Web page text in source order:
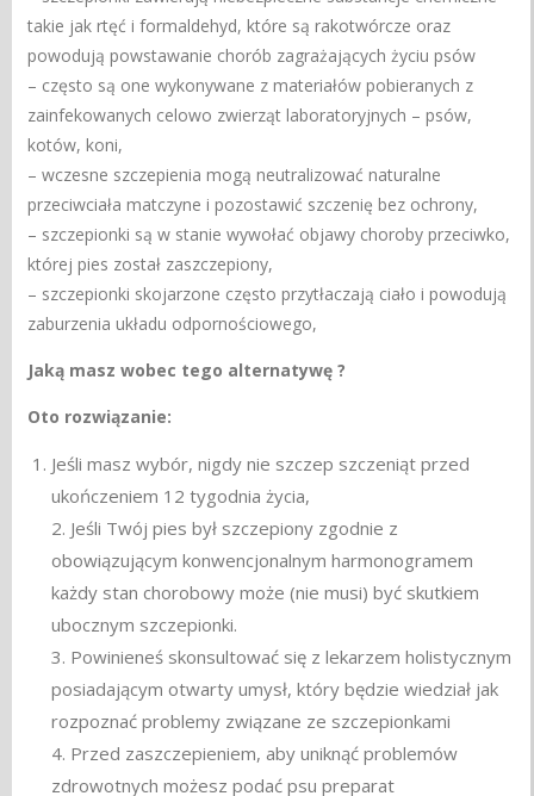
takie jak rtęć i formaldehyd, które są rakotwórcze oraz
powodują powstawanie chorób zagrażających życiu psów
– często są one wykonywane z materiałów pobieranych z
zainfekowanych celowo zwierząt laboratoryjnych – psów,
kotów, koni,
– wczesne szczepienia mogą neutralizować naturalne
przeciwciała matczyne i pozostawić szczenię bez ochrony,
– szczepionki są w stanie wywołać objawy choroby przeciwko,
której pies został zaszczepiony,
– szczepionki skojarzone często przytłaczają ciało i powodują
zaburzenia układu odpornościowego,
Jaką masz wobec tego alternatywę ?
Oto rozwiązanie:
Jeśli masz wybór, nigdy nie szczep szczeniąt przed
ukończeniem 12 tygodnia życia,
2. Jeśli Twój pies był szczepiony zgodnie z
obowiązującym konwencjonalnym harmonogramem
każdy stan chorobowy może (nie musi) być skutkiem
ubocznym szczepionki.
3. Powinieneś skonsultować się z lekarzem holistycznym
posiadającym otwarty umysł, który będzie wiedział jak
rozpoznać problemy związane ze szczepionkami
4. Przed zaszczepieniem, aby uniknąć problemów
zdrowotnych możesz podać psu preparat